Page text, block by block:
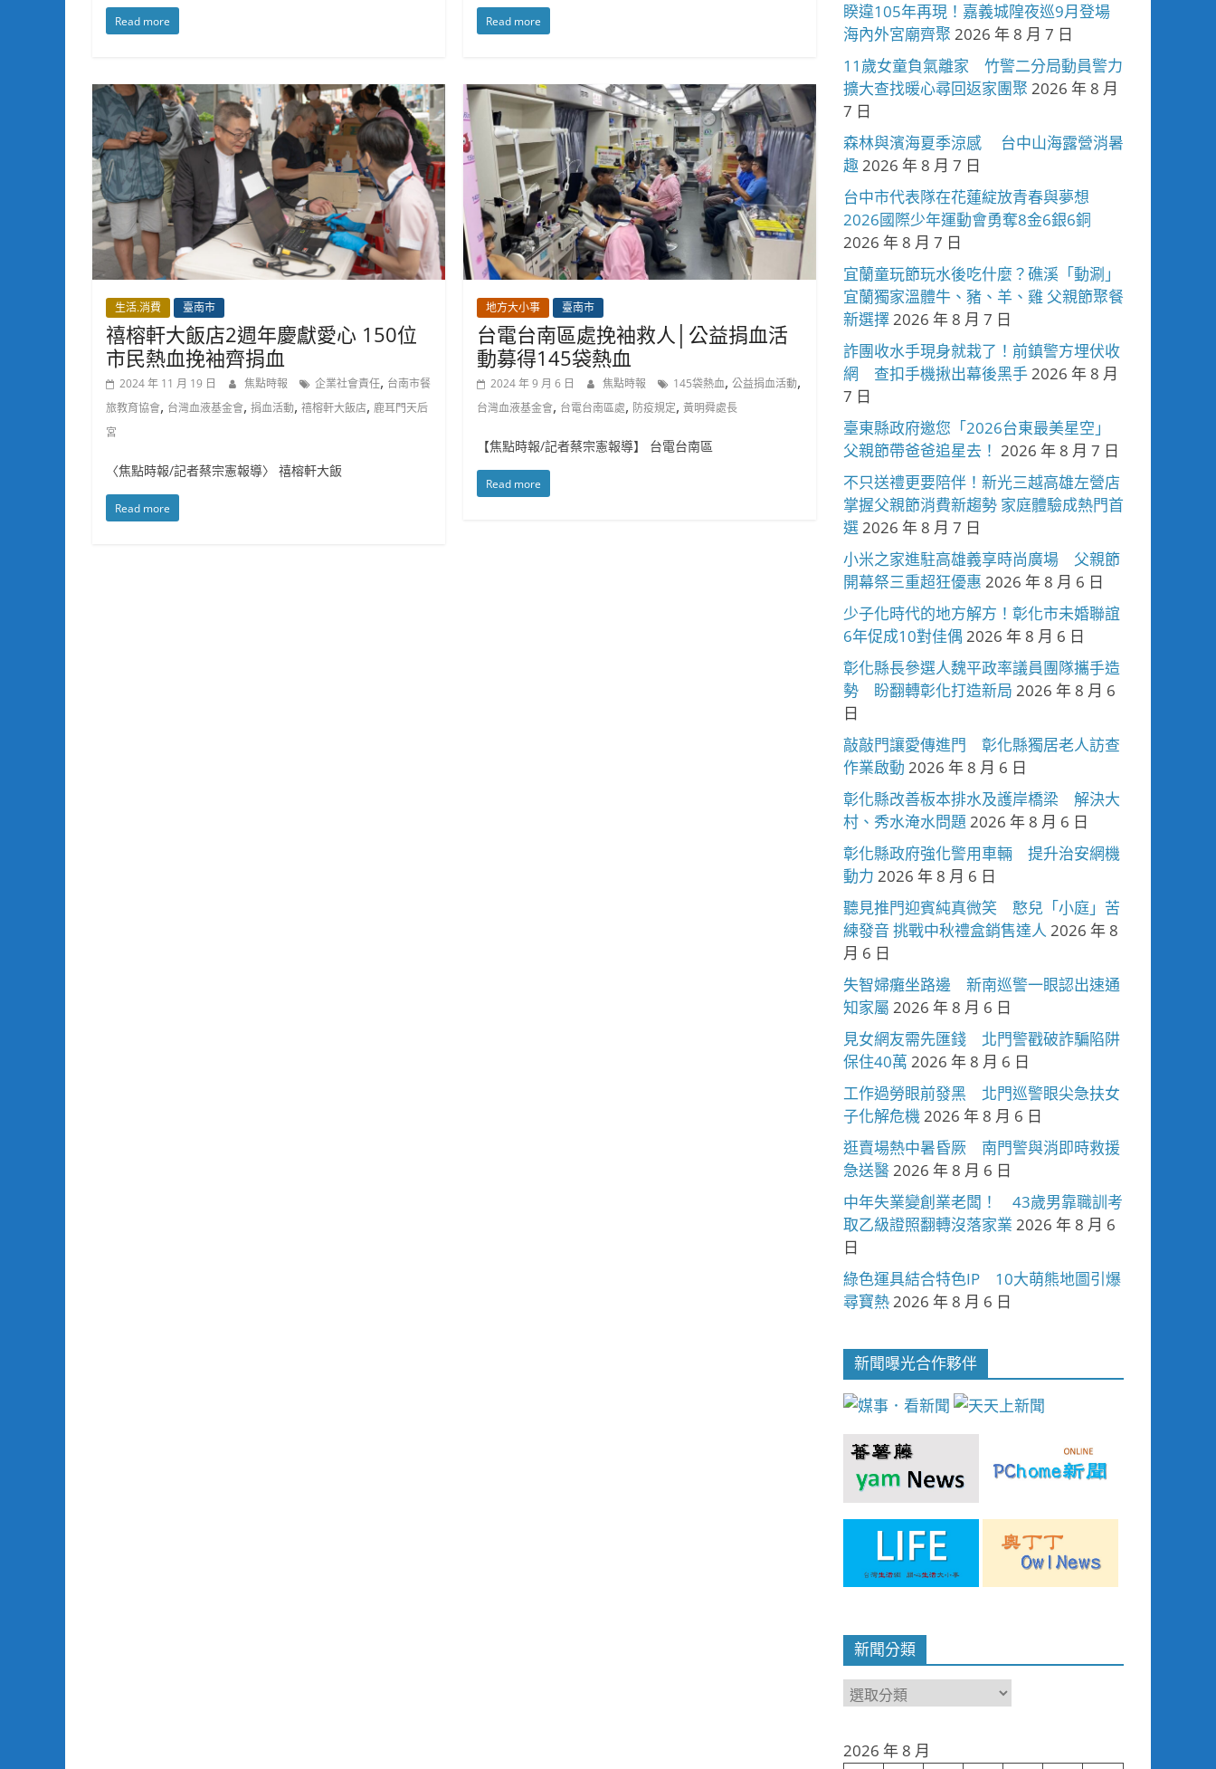
Read more Read more
生活.消費 臺南市
禧榕軒大飯店2週年慶獻愛心 150位
市民熱血挽袖齊捐血
2024 年 11 月 19 日 焦點時報 企業社會責任, 台南市餐
旅教育協會, 台灣血液基金會, 捐血活動, 禧榕軒大飯店, 鹿耳門天后
宮
〈焦點時報/記者蔡宗憲報導〉 禧榕軒大飯
Read more
地方大小事 臺南市
台電台南區處挽袖救人│公益捐血活
動募得145袋熱血
2024 年 9 月 6 日 焦點時報 145袋熱血,公益捐血活動,
台灣血液基金會, 台電台南區處, 防疫規定,黃明舜處長
【焦點時報/記者蔡宗憲報導】 台電台南區
Read more
睽違105年再現！嘉義城隍夜巡9月登場
海內外宮廟齊聚 2026 年 8 月 7 日
11歲女童負氣離家 竹警二分局動員警力
擴大查找暖心尋回返家團聚 2026 年 8 月
7 日
森林與濱海夏季涼感 台中山海露營消暑
趣2026 年 8 月 7 日
台中市代表隊在花蓮綻放青春與夢想
2026國際少年運動會勇奪8金6銀6銅
2026 年 8 月 7 日
宜蘭童玩節玩水後吃什麼？礁溪「動涮」
宜蘭獨家溫體牛、豬、羊、雞 父親節聚餐
新選擇2026 年 8 月 7 日
詐團收水手現身就栽了！前鎮警方埋伏收
網 查扣手機揪出幕後黑手2026 年 8 月
7 日
臺東縣政府邀您「2026台東最美星空」
父親節帶爸爸追星去！ 2026 年 8 月 7 日
不只送禮更要陪伴！新光三越高雄左營店
掌握父親節消費新趨勢 家庭體驗成熱門首
選2026 年 8 月 7 日
小米之家進駐高雄義享時尚廣場 父親節
開幕祭三重超狂優惠 2026 年 8 月 6 日
少子化時代的地方解方！彰化市未婚聯誼
6年促成10對佳偶 2026 年 8 月 6 日
彰化縣長參選人魏平政率議員團隊攜手造
勢 盼翻轉彰化打造新局 2026 年 8 月 6
日
敲敲門讓愛傳進門 彰化縣獨居老人訪查
作業啟動 2026 年 8 月 6 日
彰化縣改善板本排水及護岸橋梁 解決大
村、秀水淹水問題 2026 年 8 月 6 日
彰化縣政府強化警用車輛 提升治安網機
動力 2026 年 8 月 6 日
聽見推門迎賓純真微笑 憨兒「小庭」苦
練發音 挑戰中秋禮盒銷售達人 2026 年 8
月 6 日
失智婦癱坐路邊 新南巡警一眼認出速通
知家屬 2026 年 8 月 6 日
見女網友需先匯錢 北門警戳破詐騙陷阱
保住40萬 2026 年 8 月 6 日
工作過勞眼前發黑 北門巡警眼尖急扶女
子化解危機2026 年 8 月 6 日
逛賣場熱中暑昏厥 南門警與消即時救援
急送醫2026 年 8 月 6 日
中年失業變創業老闆！ 43歲男靠職訓考
取乙級證照翻轉沒落家業 2026 年 8 月 6
日
綠色運具結合特色IP 10大萌熊地圖引爆
尋寶熱2026 年 8 月 6 日
新聞曝光合作夥伴
新聞分類
新
類
2026 年 8 月